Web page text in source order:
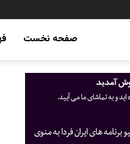
صفحه نخست